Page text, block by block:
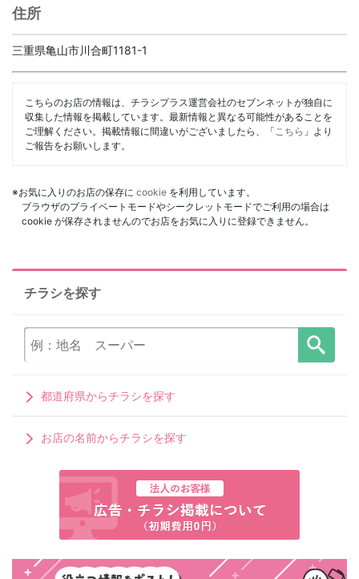
住所
三重県亀山市川合町1181-1
こちらのお店の情報は、チラシプラス運営会社のセブンネットが独自に
収集した情報を掲載しています。最新情報と異なる可能性があることを
ご理解ください。掲載情報に間違いがございましたら、「 こちら 」より
ご報告をお願いします。
※お気に入りのお店の保存に cookie を利用しています。
ブラウザのプライベートモードやシークレットモードでご利用の場合は
cookie が保存されませんのでお店をお気に入りに登録できません。
チラシを探す
都道府県からチラシを探す
お店の名前からチラシを探す